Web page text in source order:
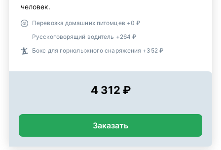
человек.
Перевозка домашних питомцев +0 ₽
Русскоговорящий водитель +264 ₽
Бокс для горнолыжного снаряжения +352 ₽
4 312 ₽
Заказать